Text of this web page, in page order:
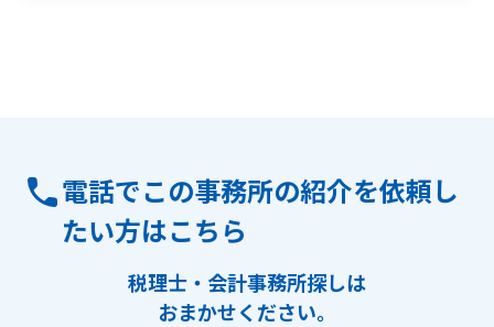
電話でこの事務所の紹介を依頼し
たい方はこちら
税理士・会計事務所探しは
おまかせください。